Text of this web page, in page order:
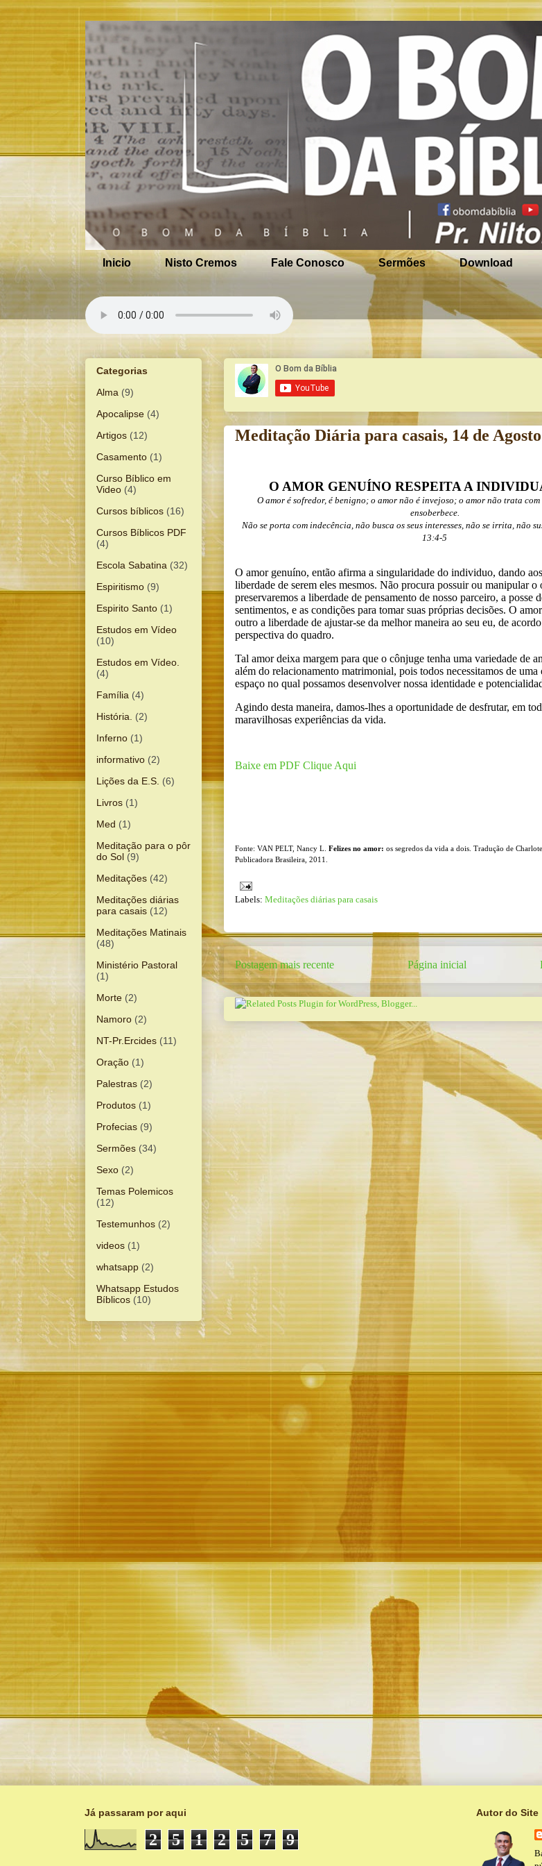
Inicio Nisto Cremos Fale Conosco Sermões Download
Meditação Diária para casais, 14 de
O AMOR GENUÍNO RESPEITA A
O amor é sofredor, é benigno; o amor não é invejoso; o amor não trata
ensoberbece.
Não se porta com indecência, não busca os seus interesses, não se irrita, não
13:4-5
O amor genuíno, então afirma a singularidade do individuo, dando
liberdade de serem eles mesmos. Não procura possuir ou manipular
preservaremos a liberdade de pensamento de nosso parceiro, a posse
sentimentos, e as condições para tomar suas próprias decisões. O
outro a liberdade de ajustar-se da melhor maneira ao seu eu, de
perspectiva do quadro.
Tal amor deixa margem para que o cônjuge tenha uma variedade de
além do relacionamento matrimonial, pois todos necessitamos de uma
espaço no qual possamos desenvolver nossa identidade e
Agindo desta maneira, damos-lhes a oportunidade de desfrutar, em
maravilhosas experiências da vida.
Baixe em PDF Clique Aqui
Fonte: VAN PELT, Nancy L. Felizes no amor: os segredos da vida a dois. Tradução de
Publicadora Brasileira, 2011.
Labels: Meditações diárias para casais
Postagem mais recente Página inicial
Categorias
Alma (9)
Apocalipse (4)
Artigos (12)
Casamento (1)
Curso Bíblico em
Video (4)
Cursos bíblicos (16)
Cursos Bíblicos PDF
(4)
Escola Sabatina (32)
Espiritismo (9)
Espirito Santo (1)
Estudos em Vídeo
(10)
Estudos em Vídeo.
(4)
Família (4)
História.
(2)
Inferno (1)
informativo (2)
Lições da E.S. (6)
Livros (1)
Med (1)
Meditação para o pôr
do Sol (9)
Meditações (42)
Meditações diárias
para casais (12)
Meditações Matinais
(48)
Ministério Pastoral
(1)
Morte (2)
Namoro (2)
NT-Pr.Ercides (11)
Oração (1)
Palestras (2)
Produtos (1)
Profecias (9)
Sermões (34)
Sexo (2)
Temas Polemicos
(12)
Testemunhos (2)
videos (1)
whatsapp (2)
Whatsapp Estudos
Bíblicos (10)
Já passaram por aqui
2 5 1 2 5 7 9
Autor do Site